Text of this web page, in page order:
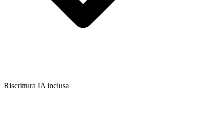
Riscrittura IA inclusa